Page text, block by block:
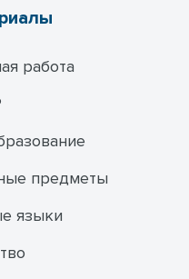
работа
предметы
языки